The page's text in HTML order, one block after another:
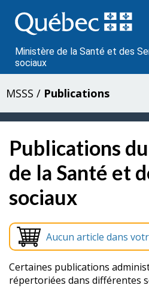
au
contenu
Ministère de la Santé et des
sociaux
MSSS / Publications
Publications
de la Santé et
sociaux
Aucun article dans
Certaines publications
répertoriées dans différentes